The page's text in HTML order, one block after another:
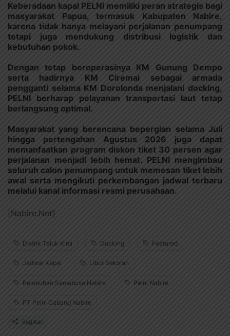
Keberadaan kapal PELNI memiliki peran strategis bagi
masyarakat Papua, termasuk Kabupaten Nabire,
karena tidak hanya melayani perjalanan penumpang
tetapi juga mendukung distribusi logistik dan
kebutuhan pokok.
Dengan tetap beroperasinya KM Gunung Dempo
serta hadirnya KM Ciremai sebagai armada
pengganti selama KM Dorolonda menjalani docking,
PELNI berharap pelayanan transportasi laut tetap
berlangsung optimal.
Masyarakat yang berencana bepergian selama Juli
hingga pertengahan Agustus 2026 juga dapat
memanfaatkan program diskon tiket 30 persen agar
perjalanan menjadi lebih hemat. PELNI mengimbau
seluruh calon penumpang untuk memesan tiket lebih
awal serta mengikuti perkembangan jadwal terbaru
melalui kanal informasi resmi perusahaan.
[Nabire.Net]
Distrik Teluk Kimi Docking Featured
Jadwal Kapal Libur Sekolah
Pelabuhan Samabusa Nabire Pelni Nabire
PT Pelni Cabang Nabire
Bagikan